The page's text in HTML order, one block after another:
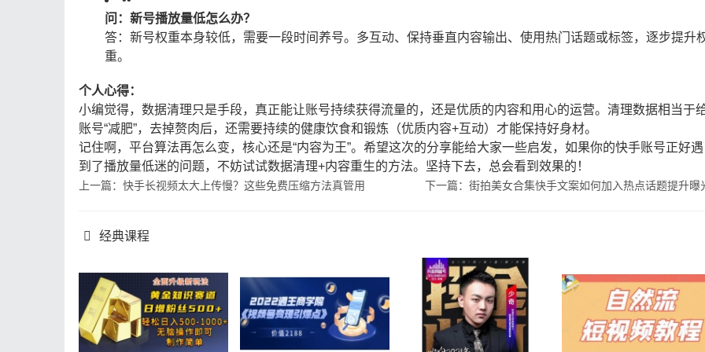
问：新号播放量低怎么办？
答：新号权重本身较低，需要一段时间养号。多互动、保持垂直内容输出、使用热门话题或标签，逐步提升
重。
个人心得：
小编觉得，数据清理只是手段，真正能让账号持续获得流量的，还是优质的内容和用心的运营。清理数据相当于
账号“减肥”，去掉赘肉后，还需要持续的健康饮食和锻炼（优质内容+互动）才能保持好身材。
记住啊，平台算法再怎么变，核心还是“内容为王”。希望这次的分享能给大家一些启发，如果你的快手账号正好遇
到了播放量低迷的问题，不妨试试数据清理+内容重生的方法。坚持下去，总会看到效果的！
上一篇：快手长视频太大上传慢？这些免费压缩方法真管用 下一篇：街拍美女合集快手文案如何加入热点话题提升曝
经典课程